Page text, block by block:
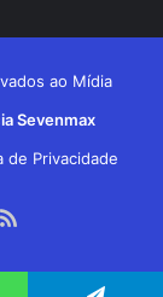
ao Mídia
Sevenmax
de Privacidade
RSS